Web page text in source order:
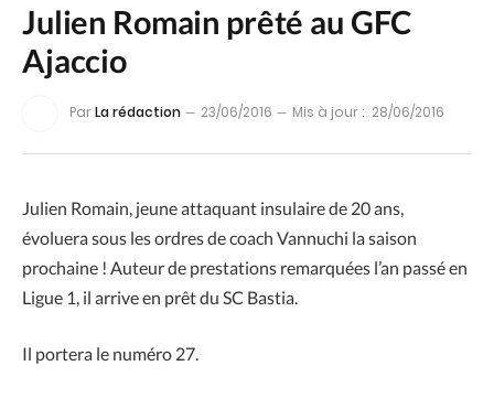
Julien Romain prêté au GFC
Ajaccio
ParLa rédaction 23/06/2016 Mis à jour : 28/06/2016
Julien Romain, jeune attaquant insulaire de 20 ans,
évoluera sous les ordres de coach Vannuchi la saison
prochaine ! Auteur de prestations remarquées l’an passé en
Ligue 1, il arrive en prêt du SC Bastia.
Il portera le numéro 27.